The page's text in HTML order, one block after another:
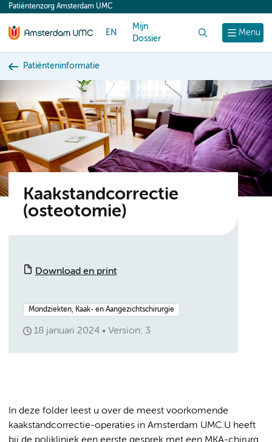
content
Menu
Patiëntenzorg Amsterdam UMC
EN
Mijn
Dossier
Patiënteninformatie
Kaakstandcorrectie
(osteotomie)
Download en print
Mondziekten, Kaak- en Aangezichtschirurgie
18 januari 2024 Version: 3
In deze folder leest u over de meest voorkomende
kaakstandcorrectie-operaties in Amsterdam UMC.U heeft